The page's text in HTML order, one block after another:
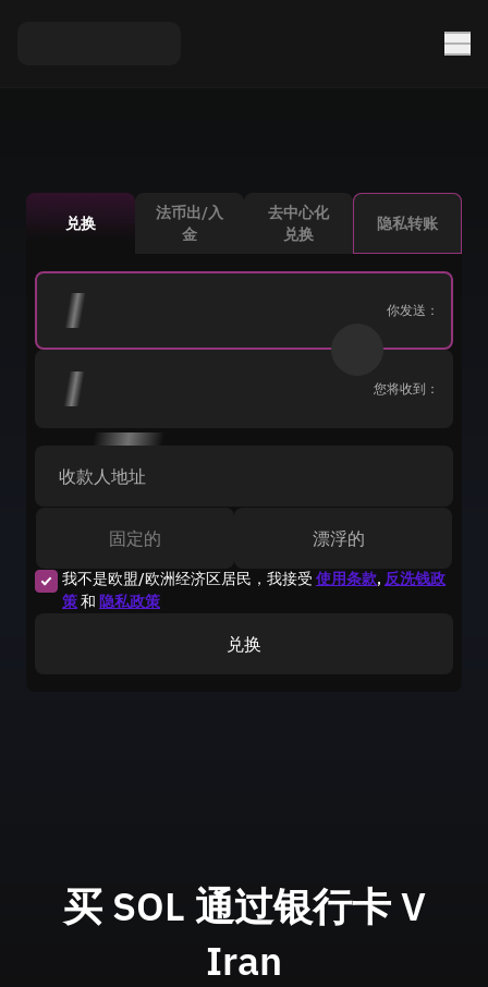
买 SOL 通过银行卡V
Iran
兑换
法币出/入
金
去中心化
兑换
隐私转账
你发送：
您将收到：
收款人地址
我不是欧盟/欧洲经济区居民，我接受 使用条款, 反洗钱政
策和 隐私政策
固定的 漂浮的
兑换